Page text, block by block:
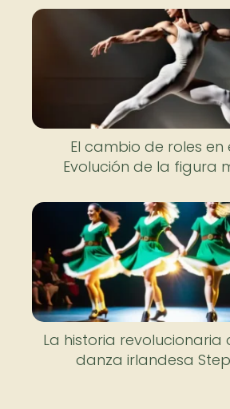
El cambio de roles en
Evolución de la figura
La historia revolucionaria
danza irlandesa